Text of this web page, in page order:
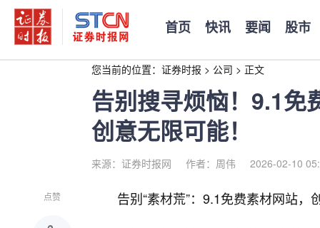
首页 快讯 要闻 股市
您当前的位置： 证券时报 > 公司 > 正文
告别搜寻烦恼！9.1免
创意无限可能！
来源：证券时报网 作者：周伟 2026-02-10
点赞 告别“素材荒”：9.1免费素材网站，